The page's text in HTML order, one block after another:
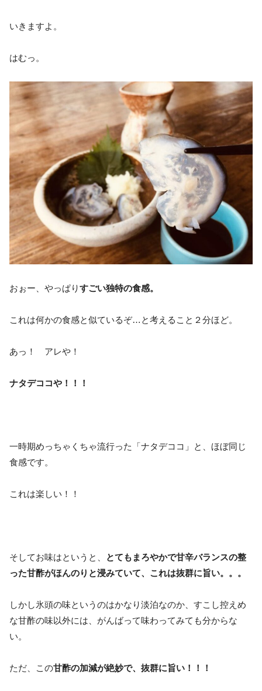
いきますよ。
はむっ。
おぉー、やっぱりすごい独特の食感。
これは何かの食感と似ているぞ…と考えること２分ほど。
あっ！ アレや！
ナタデココや！！！
一時期めっちゃくちゃ流行った「ナタデココ」と、ほぼ同じ
食感です。
これは楽しい！！
そしてお味はというと、
とてもまろやかで甘辛バランスの整
った甘酢がほんのりと浸みていて、これは抜群に旨い。。。
しかし氷頭の味というのはかなり淡泊なのか、すこし控えめ
な甘酢の味以外には、がんばって味わってみても分からな
い。
ただ、この甘酢の加減が絶妙で、抜群に旨い！！！